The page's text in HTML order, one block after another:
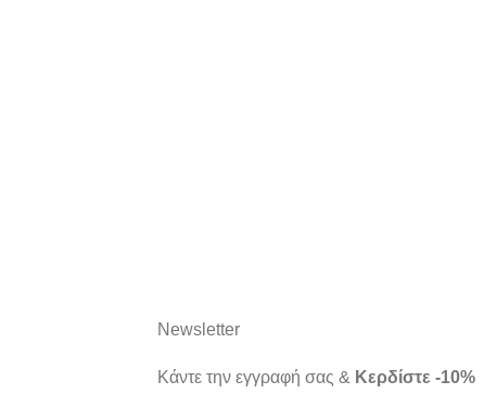
Newsletter
Κάντε την εγγραφή σας & Κερδίστε -10%